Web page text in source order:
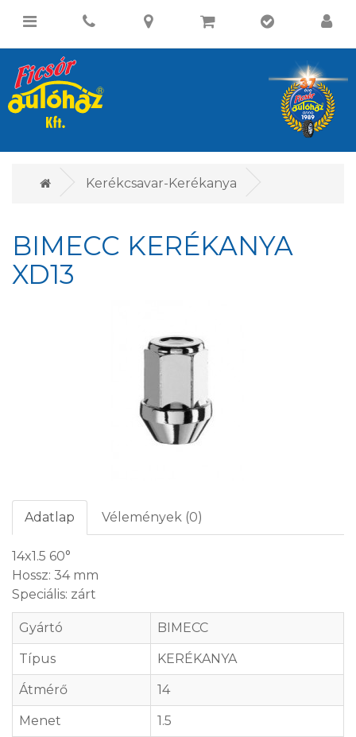
Kerékcsavar-Kerékanya
BIMECC KERÉKANYA
XD13
Adatlap Vélemények (0)
14x1.5 60°
Hossz: 34 mm
Speciális: zárt
Gyártó BIMECC
Típus KERÉKANYA
Átmérő 14
Menet 1.5